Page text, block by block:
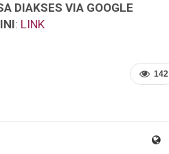
DIAKSES VIA GOOGLE
: LINK
142